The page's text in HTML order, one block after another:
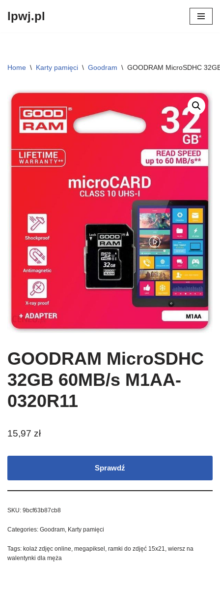
lpwj.pl
Home \ Karty pamięci \ Goodram \ GOODRAM MicroSDHC
GOODRAM MicroSDHC
32GB 60MB/s M1AA-
0320R11
15,97 zł
Sprawdź
SKU: 9bcf63b87cb8
Categories: Goodram, Karty pamięci
Tags: kolaż zdjęc online, megapiksel , ramki do zdjęć 15x21, wiersz na
walentynki dla męża